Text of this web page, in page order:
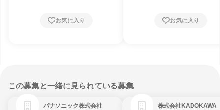
お気に入り お気に入り
この募集と一緒に見られている募集
パナソニック株式会社 株式会社KADOKAWA